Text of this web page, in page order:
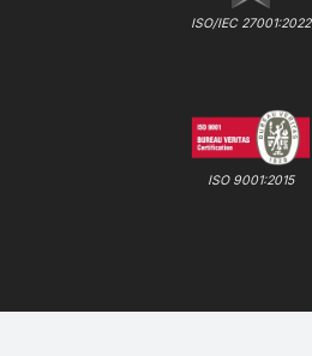
ISO/IEC 27001:2022
ISO 9001:2015